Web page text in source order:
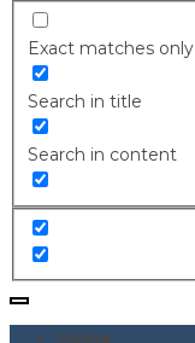
Exact matches only
Search in title
Search in content
Home